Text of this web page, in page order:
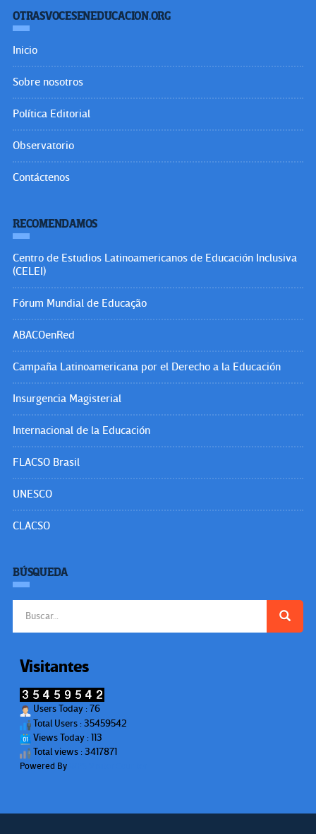
OTRASVOCESENEDUCACION.ORG
Inicio
Sobre nosotros
Política Editorial
Observatorio
Contáctenos
RECOMENDAMOS
Centro de Estudios Latinoamericanos de Educación Inclusiva
(CELEI)
Fórum Mundial de Educação
ABACOenRed
Campaña Latinoamericana por el Derecho a la Educación
Insurgencia Magisterial
Internacional de la Educación
FLACSO Brasil
UNESCO
CLACSO
BÚSQUEDA
Visitantes
Users Today : 76
Total Users : 35459542
Views Today : 113
Total views : 3417871
Powered By